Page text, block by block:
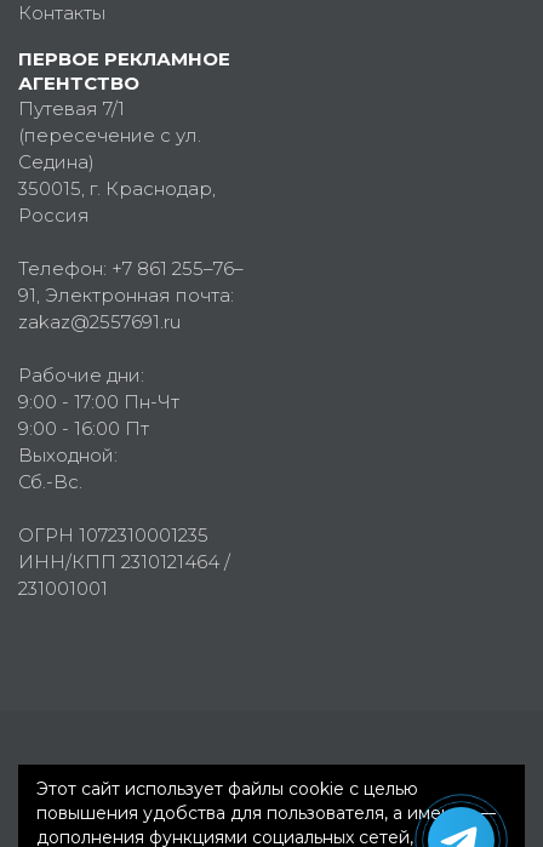
Контакты
ПЕРВОЕ РЕКЛАМНОЕ
АГЕНТСТВО
Путевая 7/1
(пересечение с ул.
Седина)
350015, г. Краснодар,
Россия
Телефон: +7 861 255–76–
91, Электронная почта:
zakaz@2557691.ru
Рабочие дни:
9:00 - 17:00 Пн-Чт
9:00 - 16:00 Пт
Выходной:
Сб.-Вс.
ОГРН 1072310001235
ИНН/КПП 2310121464 /
231001001
Этот сайт использует файлы cookie с целью
повышения удобства для пользователя, а именно —
дополнения функциями социальных сетей,